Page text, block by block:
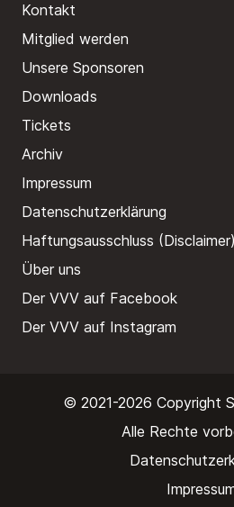
Kontakt
Mitglied werden
Unsere Sponsoren
Downloads
Tickets
Archiv
Impressum
Datenschutzerklärung
Haftungsausschluss (Disclaimer)
Über uns
Der VVV auf Facebook
Der VVV auf Instagram
© 2021-2026 Copyright
Alle Rechte